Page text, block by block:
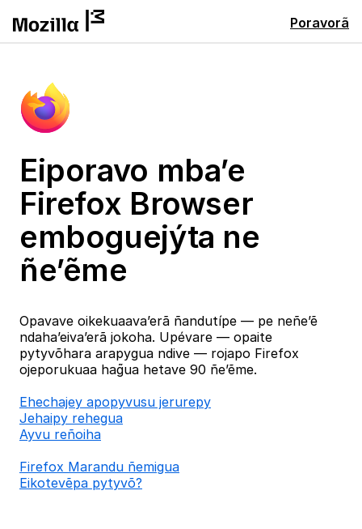
Poravorã
Eiporavo mba’e
Firefox Browser
emboguejýta ne
ñe’ẽme
Opavave oikekuaava’erã ñandutípe — pe neñe’ẽ
ndaha’eiva’erã jokoha. Upévare — opaite
pytyvõhara arapygua ndive — rojapo Firefox
ojeporukuaa hag̃ua hetave 90 ñe’ẽme.
Ehechajey apopyvusu jerurepy
Jehaipy rehegua
Ayvu reñoiha
Firefox Marandu ñemigua
Eikotevẽpa pytyvõ?